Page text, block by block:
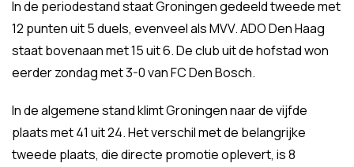
In de periodestand staat Groningen gedeeld tweede met
12 punten uit 5 duels, evenveel als MVV. ADO Den Haag
staat bovenaan met 15 uit 6. De club uit de hofstad won
eerder zondag met 3-0 van FC Den Bosch.
In de algemene stand klimt Groningen naar de vijfde
plaats met 41 uit 24. Het verschil met de belangrijke
tweede plaats, die directe promotie oplevert, is 8